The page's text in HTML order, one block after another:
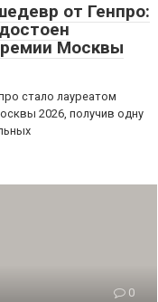
от Генпро:
Москвы
стало лауреатом
2026, получив одну
0